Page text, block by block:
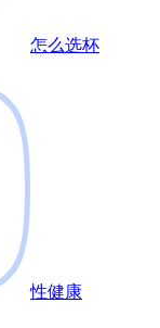
怎么选杯
性健康